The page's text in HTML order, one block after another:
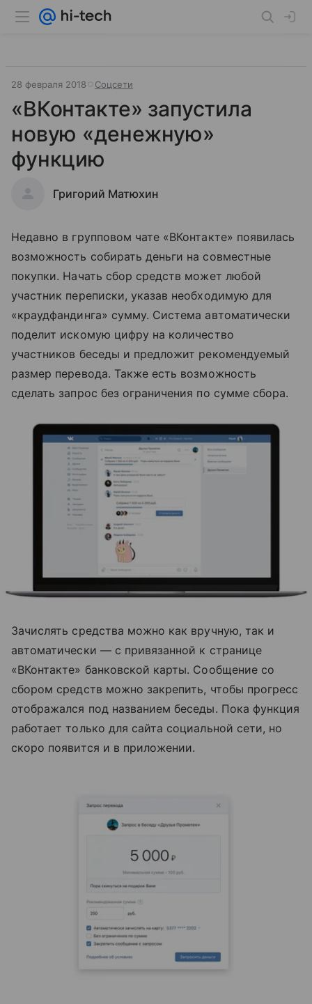
28 февраля 2018 Соцсети
«ВКонтакте» запустила
новую «денежную»
функцию
Григорий Матюхин
Недавно в групповом чате «ВКонтакте» появилась
возможность собирать деньги на совместные
покупки. Начать сбор средств может любой
участник переписки, указав необходимую для
«краудфандинга» сумму. Система автоматически
поделит искомую цифру на количество
участников беседы и предложит рекомендуемый
размер перевода. Также есть возможность
сделать запрос без ограничения по сумме сбора.
Зачислять средства можно как вручную, так и
автоматически — с привязанной к странице
«ВКонтакте» банковской карты. Сообщение со
сбором средств можно закрепить, чтобы прогресс
отображался под названием беседы. Пока функция
работает только для сайта социальной сети, но
скоро появится и в приложении.